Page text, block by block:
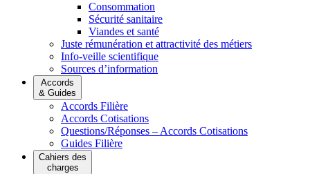
Consommation
Sécurité sanitaire
Viandes et santé
Juste rémunération et attractivité des métiers
Info-veille scientifique
Sources d’information
Accords
& Guides
Accords Filière
Accords Cotisations
Questions/Réponses – Accords Cotisations
Guides Filière
Cahiers des
charges